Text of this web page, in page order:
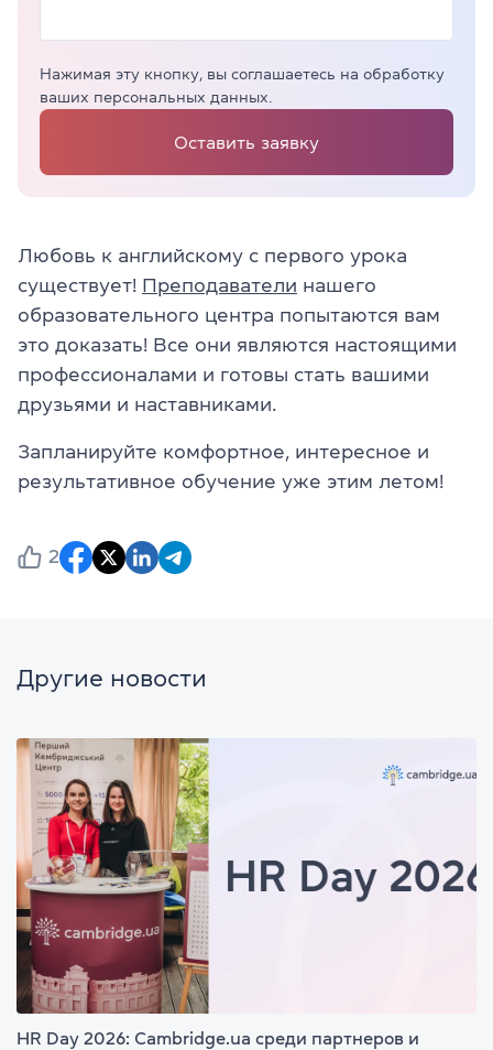
Нажимая эту кнопку, вы соглашаетесь на обработку
ваших персональных данных.
Оставить заявку
Любовь к английскому с первого урока
существует! Преподаватели нашего
образовательного центра попытаются вам
это доказать! Все они являются настоящими
профессионалами и готовы стать вашими
друзьями и наставниками.
Запланируйте комфортное, интересное и
результативное обучение уже этим летом!
2
Другие новости
HR Day 2026: Cambridge.ua среди партнеров и